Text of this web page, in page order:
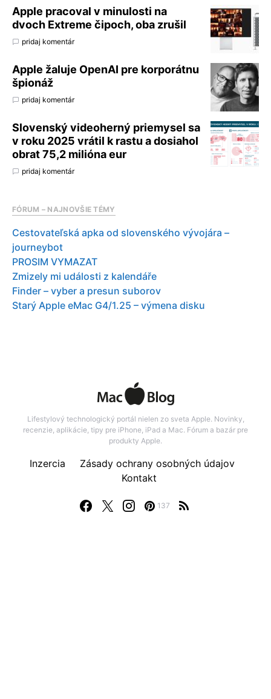
Apple pracoval v minulosti na
dvoch Extreme čipoch, oba zrušil
pridaj komentár
Apple žaluje OpenAI pre korporátnu
špionáž
pridaj komentár
Slovenský videoherný priemysel sa
v roku 2025 vrátil k rastu a dosiahol
obrat 75,2 milióna eur
pridaj komentár
FÓRUM – NAJNOVŠIE TÉMY
Cestovateľská apka od slovenského vývojára –
journeybot
PROSIM VYMAZAT
Zmizely mi události z kalendáře
Finder – vyber a presun suborov
Starý Apple eMac G4/1.25 – výmena disku
Lifestylový technologický portál nielen zo sveta Apple. Novinky,
recenzie, aplikácie, tipy pre iPhone, iPad a Mac. Fórum a bazár pre
produkty Apple.
137
Inzercia
Zásady ochrany osobných údajov
Kontakt